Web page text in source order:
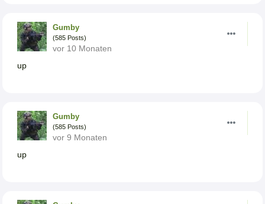
Gumby
(585 Posts)
vor 10 Monaten
up
Gumby
(585 Posts)
vor 9 Monaten
up